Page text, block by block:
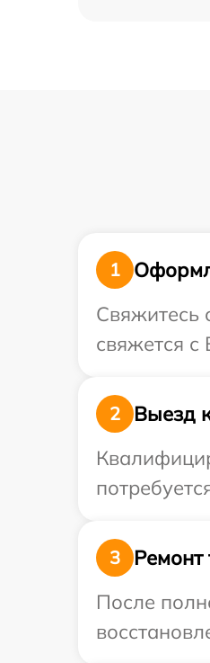
1
Свяжитесь
свяжется с
2
Выезд
3
Ремонт
После